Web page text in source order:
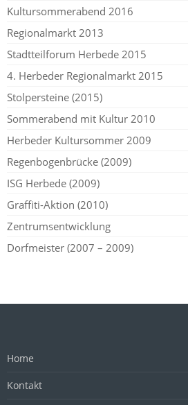
Kultursommerabend 2016
Regionalmarkt 2013
Stadtteilforum Herbede 2015
4. Herbeder Regionalmarkt 2015
Stolpersteine (2015)
Sommerabend mit Kultur 2010
Herbeder Kultursommer 2009
Regenbogenbrücke (2009)
ISG Herbede (2009)
Graffiti-Aktion (2010)
Zentrumsentwicklung
Dorfmeister (2007 – 2009)
Home
Kontakt